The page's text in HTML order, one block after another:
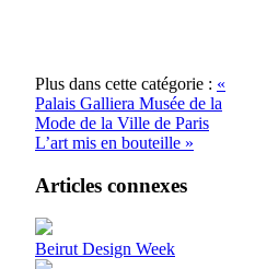
Plus dans cette catégorie : «
Palais Galliera Musée de la
Mode de la Ville de Paris
L’art mis en bouteille »
Articles connexes
Beirut Design Week